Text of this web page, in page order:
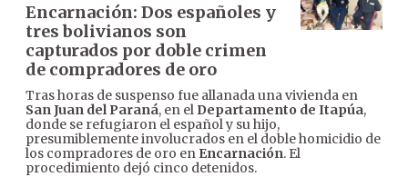
Encarnación: Dos españoles y
tres bolivianos son
capturados por doble crimen
de compradores de oro
Tras horas de suspenso fue allanada una vivienda en
San Juan del Paraná, en el Departamento de Itapúa,
donde se refugiaron el español y su hijo,
presumiblemente involucrados en el doble homicidio de
los compradores de oro en Encarnación. El
procedimiento dejó cinco detenidos.